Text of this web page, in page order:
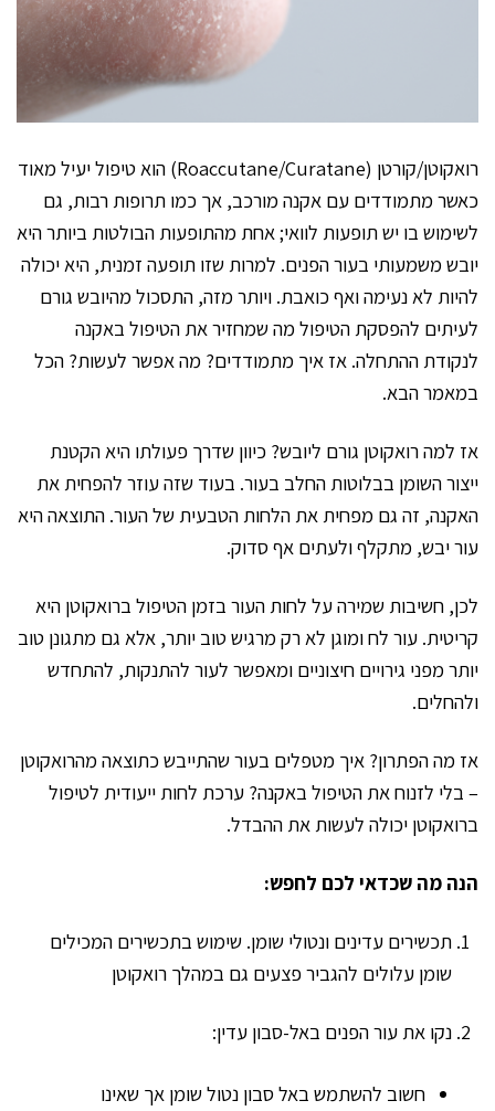
רואקוטן/קורטן (Roaccutane/Curatane) הוא טיפול יעיל מאוד
כאשר מתמודדים עם אקנה מורכב, אך כמו תרופות רבות, גם
לשימוש בו יש תופעות לוואי; אחת מהתופעות הבולטות ביותר היא
יובש משמעותי בעור הפנים. למרות שזו תופעה זמנית, היא יכולה
להיות לא נעימה ואף כואבת. ויותר מזה, התסכול מהיובש גורם
לעיתים להפסקת הטיפול מה שמחזיר את הטיפול באקנה
לנקודת ההתחלה. אז איך מתמודדים? מה אפשר לעשות? הכל
במאמר הבא.
אז למה רואקוטן גורם ליובש? כיוון שדרך פעולתו היא הקטנת
ייצור השומן בבלוטות החלב בעור. בעוד שזה עוזר להפחית את
האקנה, זה גם מפחית את הלחות הטבעית של העור. התוצאה היא
עור יבש, מתקלף ולעתים אף סדוק.
לכן, חשיבות שמירה על לחות העור בזמן הטיפול ברואקוטן היא
קריטית. עור לח ומוגן לא רק מרגיש טוב יותר, אלא גם מתגונן טוב
יותר מפני גירויים חיצוניים ומאפשר לעור להתנקות, להתחדש
ולהחלים.
אז מה הפתרון? איך מטפלים בעור שהתייבש כתוצאה מהרואקוטן
– בלי לזנוח את הטיפול באקנה? ערכת לחות ייעודית לטיפול
ברואקוטן יכולה לעשות את ההבדל.
הנה מה שכדאי לכם לחפש:
תכשירים עדינים ונטולי שומן. שימוש בתכשירים המכילים
שומן עלולים להגביר פצעים גם במהלך רואקוטן
נקו את עור הפנים באל-סבון עדין:
חשוב להשתמש באל סבון נטול שומן אך שאינו